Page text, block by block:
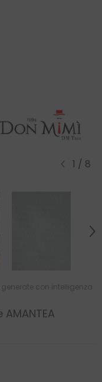
1 / 8
con intelligenza